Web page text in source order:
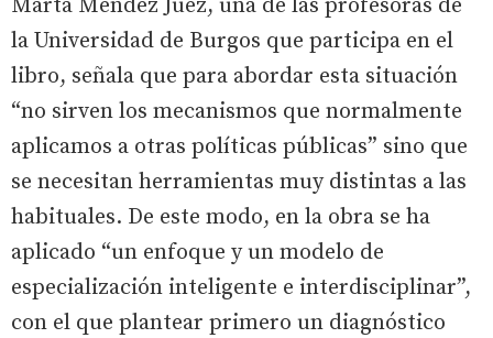
Marta Méndez Juez, una de las profesoras de
la Universidad de Burgos que participa en el
libro, señala que para abordar esta situación
“no sirven los mecanismos que normalmente
aplicamos a otras políticas públicas” sino que
se necesitan herramientas muy distintas a las
habituales. De este modo, en la obra se ha
aplicado “un enfoque y un modelo de
especialización inteligente e interdisciplinar”,
con el que plantear primero un diagnóstico